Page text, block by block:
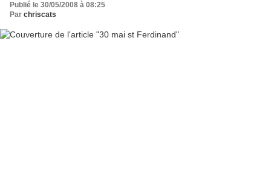
Publié le 30/05/2008 à 08:25
Par chriscats